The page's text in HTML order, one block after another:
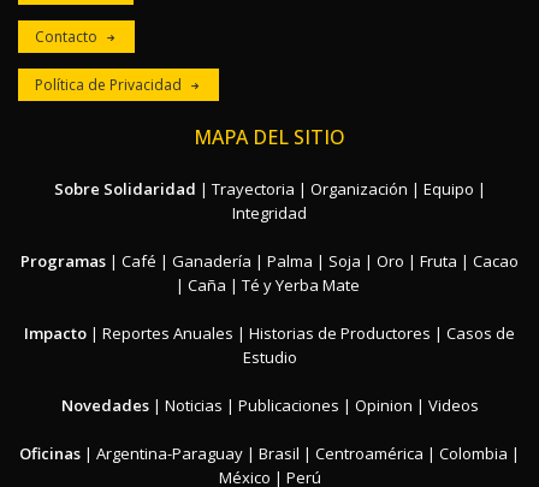
Contacto
Política de Privacidad
MAPA DEL SITIO
Sobre Solidaridad | Trayectoria | Organización | Equipo |
Integridad
Programas | Café | Ganadería | Palma | Soja | Oro | Fruta | Cacao
| Caña | Té y Yerba Mate
Impacto | Reportes Anuales | Historias de Productores | Casos de
Estudio
Novedades| Noticias | Publicaciones | Opinion | Videos
Oficinas | Argentina-Paraguay | Brasil | Centroamérica | Colombia |
México | Perú